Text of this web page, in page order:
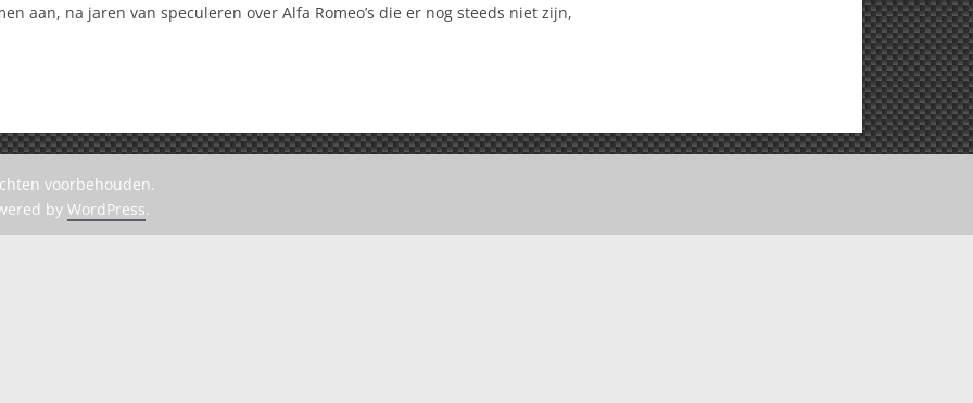
aan, na jaren van speculeren over Alfa Romeo’s die er nog steeds niet zijn,
voorbehouden.
by WordPress.